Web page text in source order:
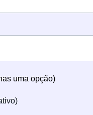
uma opção)